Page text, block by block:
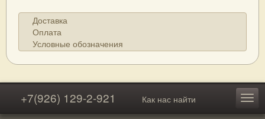
Доставка
Оплата
Условные обозначения
+7(926) 129-2-921 Как нас найти